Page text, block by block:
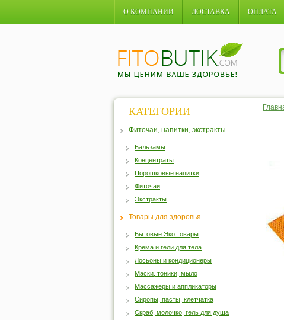
О КОМПАНИИ ДОСТАВКА ОПЛАТА
КАТЕГОРИИ
Фиточаи, напитки, экстракты
Бальзамы
Концентраты
Порошковые напитки
Фиточаи
Экстракты
Товары для здоровья
Бытовые Эко товары
Крема и гели для тела
Лосьоны и кондиционеры
Маски, тоники, мыло
Массажеры и аппликаторы
Сиропы, пасты, клетчатка
Скраб, молочко, гель для душа